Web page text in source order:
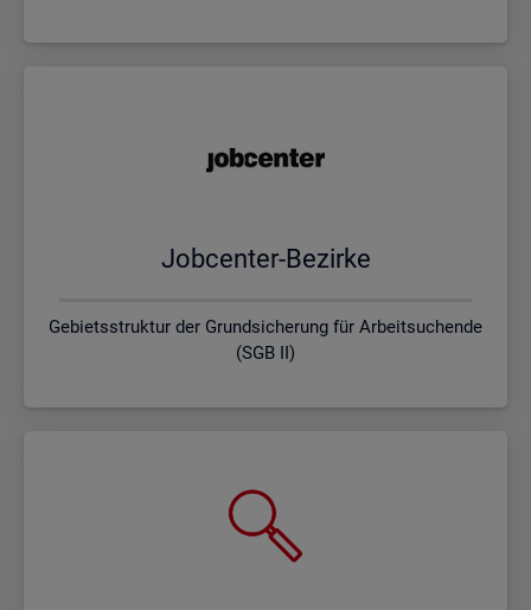
Job­cen­ter-Be­zir­ke
Gebietsstruktur der Grundsicherung für Arbeitsuchende
(SGB II)